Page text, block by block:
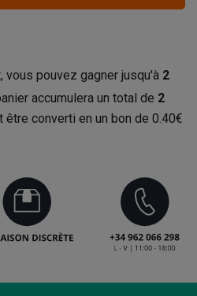
vous pouvez gagner jusqu'à 2
accumulera un total de 2
être converti en un bon de 0.40€